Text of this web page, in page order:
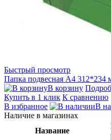
Быстрый просмотр
Папка подвесная А4 312*234
В корзину
Купить в 1 клик К сравнению
В избранное
В
Наличие в магазинах
Название